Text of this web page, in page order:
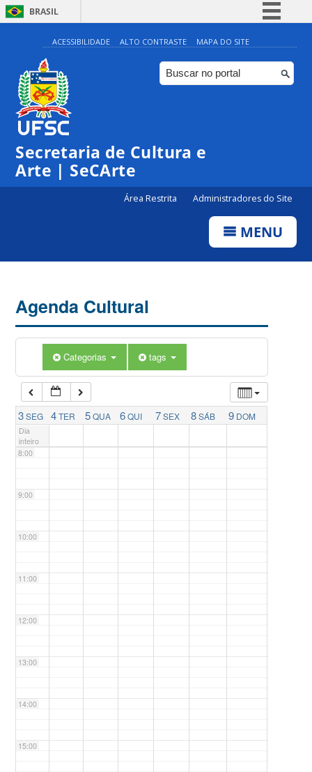
BRASIL
Simplifique!
Comunica BR
Participe
ACESSIBILIDADE ALTO CONTRASTE MAPA DO SITE
Secretaria de Cultura e
Arte | SeCArte
Área Restrita Administradores do Site
MENU
Agenda Cultural
Categorias tags
3SEG 4TER 5QUA 6QUI 7SEX 8SÁB 9 DOM
Dia
inteiro
0:00
1:00
5:00
7:00
8:00
9:00
10:00
11:00
12:00
13:00
14:00
15:00